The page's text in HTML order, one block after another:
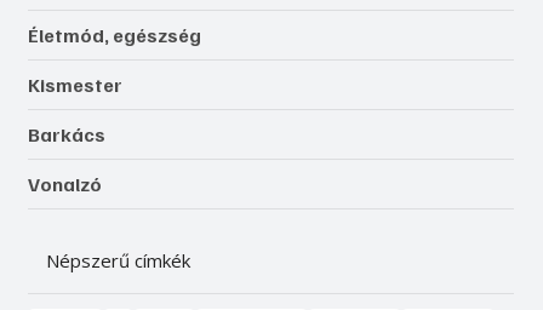
Életmód, egészség
Kismester
Barkács
Vonalzó
Népszerű címkék